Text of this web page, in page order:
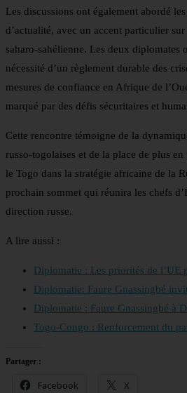
Les discussions ont également abordé
d’actualité, avec un accent particulier
saharo-sahélienne. Les deux diplomates
nécessité d’un règlement durable des
mesures de confiance en Afrique de
marqué par des défis sécuritaires et
Cette rencontre témoigne de la
russo-togolaises et de la place de plus
le Togo dans la stratégie africaine de la
prochain sommet qui réunira les chefs
direction russe.
A lire aussi :
Diplomatie : Les priorités de l’UE
Diplomatie: Faure Gnassingbé
Diplomatie : Faure Gnassingbé à
Togo-Congo : Renforcement du
Partager :
Facebook X